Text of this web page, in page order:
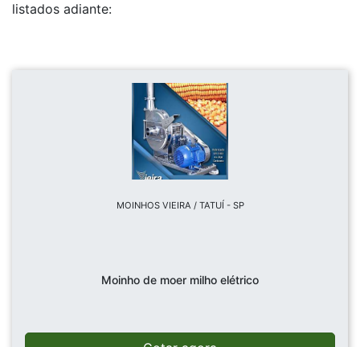
listados adiante:
MOINHOS VIEIRA / TATUÍ - SP
Moinho de moer milho elétrico